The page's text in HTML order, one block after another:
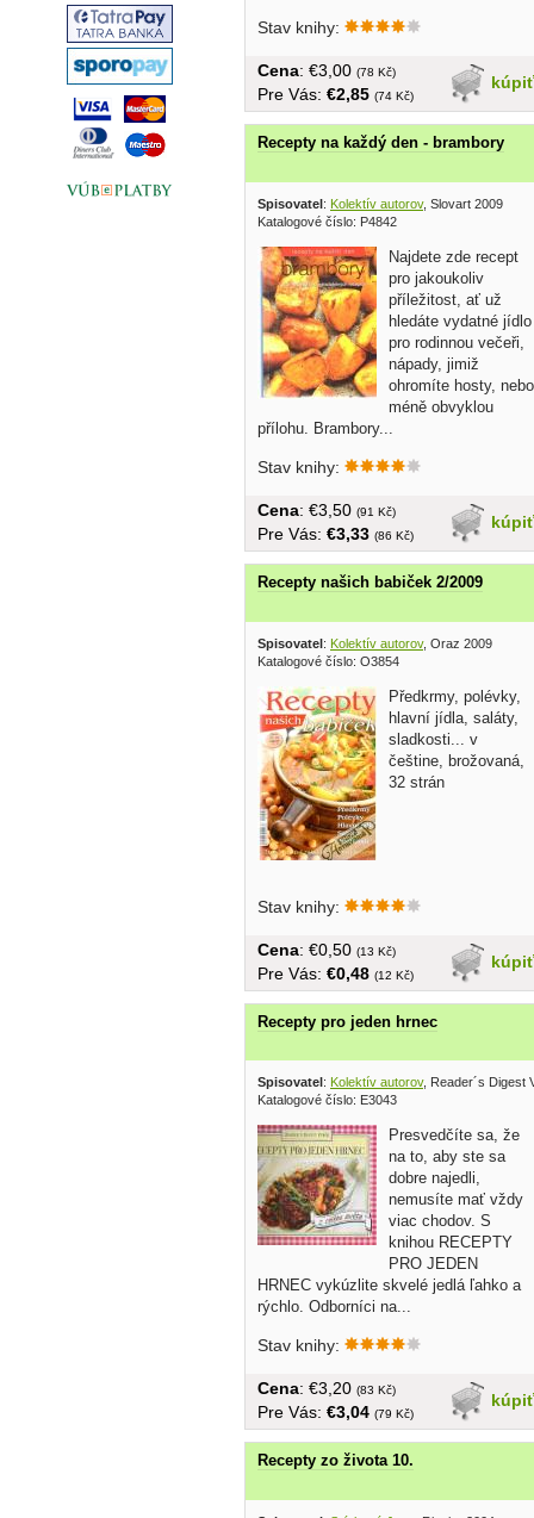
Stav knihy:
kúpiť
Cena: €3,00 (78 Kč)
Pre Vás: €2,85 (74 Kč)
Recepty na každý den - brambory
Spisovatel: Kolektív autorov, Slovart 2009
Katalogové číslo: P4842
Najdete zde recept
pro jakoukoliv
příležitost, ať už
hledáte vydatné jídlo
pro rodinnou večeři,
nápady, jimiž
ohromíte hosty, nebo
méně obvyklou
přílohu. Brambory...
Stav knihy:
kúpiť
Cena: €3,50 (91 Kč)
Pre Vás: €3,33 (86 Kč)
Recepty našich babiček 2/2009
Spisovatel: Kolektív autorov, Oraz 2009
Katalogové číslo: O3854
Předkrmy, polévky,
hlavní jídla, saláty,
sladkosti... v
češtine, brožovaná,
32 strán
Stav knihy:
kúpiť
Cena: €0,50 (13 Kč)
Pre Vás: €0,48 (12 Kč)
Recepty pro jeden hrnec
Spisovatel : Kolektív autorov, Reader´s Digest
Katalogové číslo: E3043
Presvedčíte sa, že
na to, aby ste sa
dobre najedli,
nemusíte mať vždy
viac chodov. S
knihou RECEPTY
PRO JEDEN
HRNEC vykúzlite skvelé jedlá ľahko a
rýchlo. Odborníci na...
Stav knihy:
kúpiť
Cena: €3,20 (83 Kč)
Pre Vás: €3,04 (79 Kč)
Recepty zo života 10.